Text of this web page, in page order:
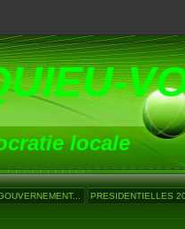
locale
PRESIDENTIELLES